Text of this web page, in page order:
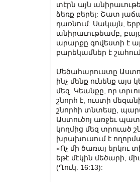
տէրն այն
ձեռք բերել: Շատ
դառնում: Սակայն, երբ
անիրաւութեամբ,
արարքը գովեստի է
բարեկամներ է
Մեծահարուստը
ինչ մենք ունենք այս
մեզ: Կեանքը, որ
շնորհ է, ուստի
շնորհի տնտեսը,
Աստուծոյ առջեւ
կողմից մեզ տրուած
խրախուսում է
«Ոչ մի ծա­ռայ եր­կու
եթէ մէ­կին մե­ծա­րի,
(Ղուկ. 16:13):